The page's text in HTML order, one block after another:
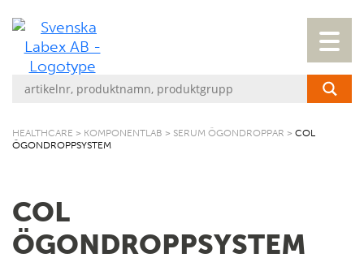
HEALTHCARE > KOMPONENTLAB > SERUM ÖGONDROPPAR > COL
ÖGONDROPPSYSTEM
COL
ÖGONDROPPSYSTEM